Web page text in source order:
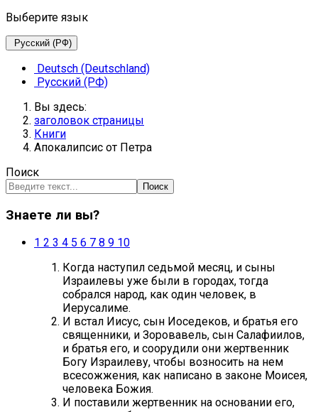
Выберите язык
Русский (РФ)
Deutsch (Deutschland)
Русский (РФ)
Вы здесь:
заголовок страницы
Книги
Апокалипсис от Петра
Поиск
Поиск
Знаете ли вы?
1 2 3 4 5 6 7 8 9 10
Когда наступил седьмой месяц, и сыны
Израилевы уже были в городах, тогда
собрался народ, как один человек, в
Иерусалиме.
И встал Иисус, сын Иоседеков, и братья его
священники, и Зоровавель, сын Салафиилов,
и братья его, и соорудили они жертвенник
Богу Израилеву, чтобы возносить на нем
всесожжения, как написано в законе Моисея,
человека Божия.
И поставили жертвенник на основании его,